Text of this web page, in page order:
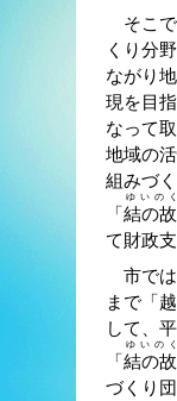
そこで
くり分
ながり
現を目
なって
地域の
組みづ
「結の
ゆいの
て財政
市で
まで「
して、
「結の
ゆいの
づくり